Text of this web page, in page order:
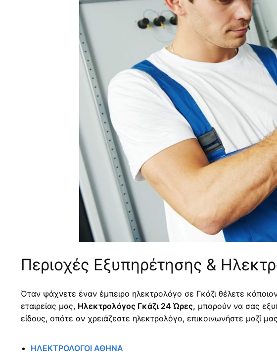
Περιοχές Εξυπηρέτησης &
Όταν ψάχνετε έναν έμπειρο ηλεκτρολόγο σε Γκάζι θέλετε
εταιρείας μας, Ηλεκτρολόγος Γκάζι 24 Ώρες, μπορούν να σας
είδους, οπότε αν χρειάζεστε ηλεκτρολόγο, επικοινωνήστε μαζί
ΗΛΕΚΤΡΟΛΟΓΟΙ ΑΘΗΝΑ